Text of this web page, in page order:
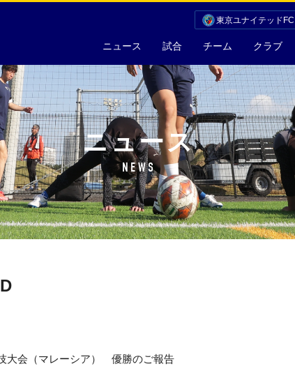
ニュース 試合 チーム クラブ
東京ユナイテッド
ニュース
NEWS
大会（マレーシア） 優勝のご報告